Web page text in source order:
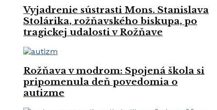
Vyjadrenie sústrasti Mons. Stanislava
Stolárika, rožňavského biskupa, po
tragickej udalosti v Rožňave
Rožňava v modrom: Spojená škola si
pripomenula deň povedomia o
autizme